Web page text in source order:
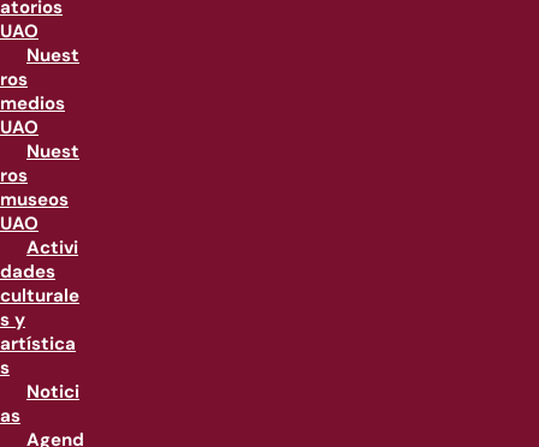
atorios
UAO
Nuest
ros
medios
UAO
Nuest
ros
museos
UAO
Activi
dades
culturale
s y
artística
s
Notici
as
Agend